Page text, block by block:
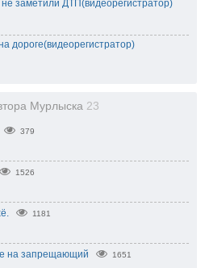
заметили ДТП(видеорегистратор)
дороге(видеорегистратор)
Мурлыска 23
379
1526
1181
на запрещающий 1651